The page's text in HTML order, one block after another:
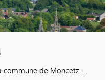
de Moncetz-Longevas